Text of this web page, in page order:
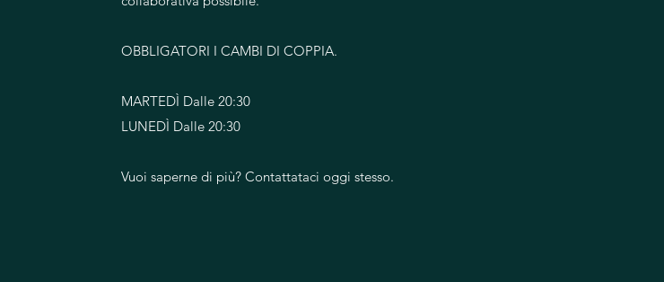
OBBLIGATORI I CAMBI DI COPPIA.
MARTEDÌ Dalle 20:30
LUNEDÌ Dalle 20:30
Vuoi saperne di più? Contattataci oggi stesso.